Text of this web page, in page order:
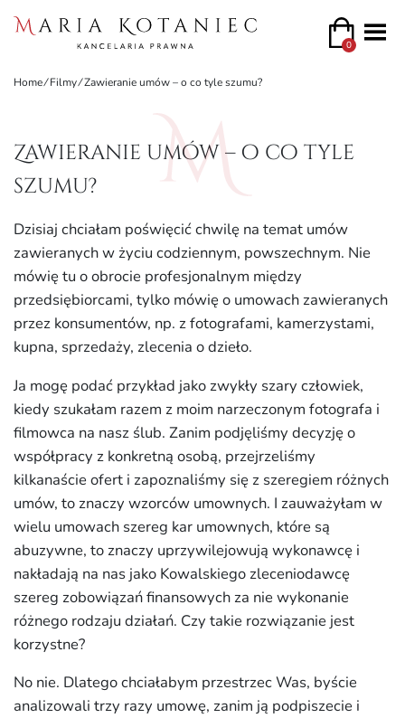
0
Home⁄Filmy⁄Zawieranie umów – o co tyle szumu?
Zawieranie umów – o co tyle
szumu?
Dzisiaj chciałam poświęcić chwilę na temat umów
zawieranych w życiu codziennym, powszechnym. Nie
mówię tu o obrocie profesjonalnym między
przedsiębiorcami, tylko mówię o umowach zawieranych
przez konsumentów, np. z fotografami, kamerzystami,
kupna, sprzedaży, zlecenia o dzieło.
Ja mogę podać przykład jako zwykły szary człowiek,
kiedy szukałam razem z moim narzeczonym fotografa i
filmowca na nasz ślub. Zanim podjęliśmy decyzję o
współpracy z konkretną osobą, przejrzeliśmy
kilkanaście ofert i zapoznaliśmy się z szeregiem różnych
umów, to znaczy wzorców umownych. I zauważyłam w
wielu umowach szereg kar umownych, które są
abuzywne, to znaczy uprzywilejowują wykonawcę i
nakładają na nas jako Kowalskiego zleceniodawcę
szereg zobowiązań finansowych za nie wykonanie
różnego rodzaju działań. Czy takie rozwiązanie jest
korzystne?
No nie. Dlatego chciałabym przestrzec Was, byście
analizowali trzy razy umowę, zanim ją podpiszecie i